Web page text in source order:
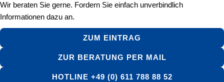
Wir beraten Sie gerne. Fordern Sie einfach unverbindlich
Informationen dazu an.
ZUM EINTRAG
ZUR BERATUNG PER MAIL
HOTLINE +49 (0) 611 788 88 52